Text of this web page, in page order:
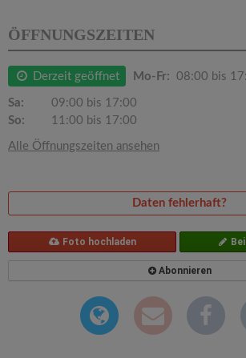
ÖFFNUNGSZEITEN
Derzeit geöffnet Mo-Fr: 08:00 bis
Sa:
09:00 bis 17:00
So:
11:00 bis 17:00
Alle Öffnungszeiten ansehen
Daten fehlerhaft?
Foto hochladen
Abonnieren
a
i
o
n